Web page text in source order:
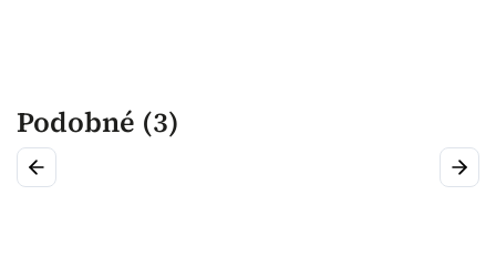
Podobné (3)
Previous Next